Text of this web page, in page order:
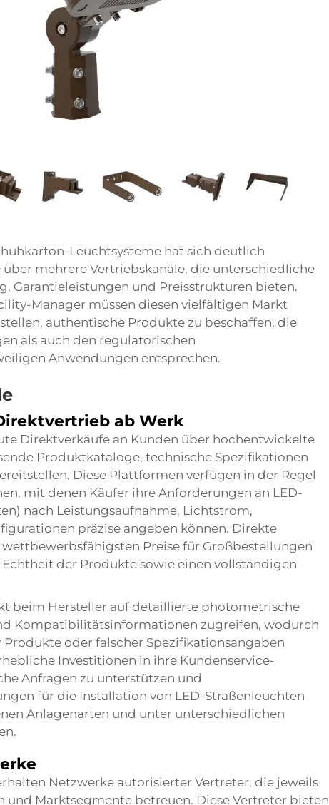
Leuchtsysteme hat sich deutlich
mehrere Vertriebskanäle, die unterschiedliche
Garantieleistungen und Preisstrukturen bieten.
Manager müssen diesen vielfältigen Markt
authentische Produkte zu beschaffen, die
als auch den regulatorischen
Anwendungen entsprechen.
ab Werk
Direktverkäufe an Kunden über hochentwickelte
Produktkataloge, technische Spezifikationen
Diese Plattformen verfügen in der Regel
mit denen Käufer ihre Anforderungen an LED-
nach Leistungsaufnahme, Lichtstrom,
präzise angeben können. Direkte
Preise für Großbestellungen
der Produkte sowie einen vollständigen
beim Hersteller auf detaillierte photometrische
Kompatibilitätsinformationen zugreifen, wodurch
oder falscher Spezifikationsangaben
Investitionen in ihre Kundenservice-
Anfragen zu unterstützen und
für die Installation von LED-Straßenleuchten
Anlagenarten und unter unterschiedlichen
Netzwerke autorisierter Vertreter, die jeweils
und Marktsegmente betreuen. Diese Vertreter bieten